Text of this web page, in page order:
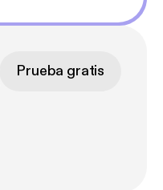
Prueba gratis